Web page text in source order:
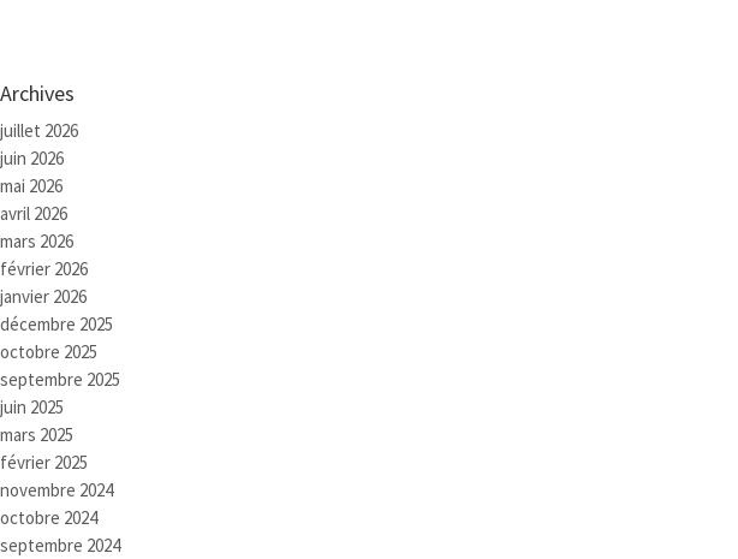
Archives
juillet 2026
juin 2026
mai 2026
avril 2026
mars 2026
février 2026
janvier 2026
décembre 2025
octobre 2025
septembre 2025
juin 2025
mars 2025
février 2025
novembre 2024
octobre 2024
septembre 2024